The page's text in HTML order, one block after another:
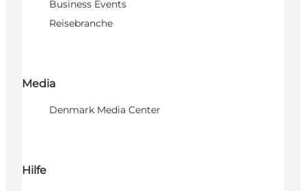
Business Events
Reisebranche
Media
Denmark Media Center
Hilfe